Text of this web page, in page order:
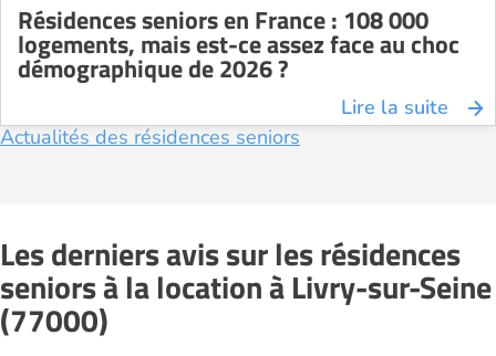
Résidences seniors en France : 108 000
logements, mais est-ce assez face au choc
démographique de 2026 ?
Lire la suite
Actualités des résidences seniors
Les derniers avis sur les résidences
seniors à la location à Livry-sur-Seine
(77000)